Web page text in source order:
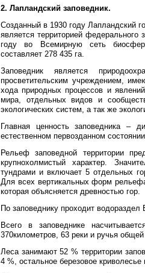
2. Лапландский заповедник.
Созданный в 1930 году Лапландский
является территорией
году во Всемирную сеть
составляет 278 435 га.
Заповедник является
просветительским учреждением,
хода природных процессов и
мира, отдельных видов и
экологических систем, а так же
Главная ценность заповедника –
естественном первозданном
Рельеф заповедной территории
крупнохолмистый характер.
тундрами и включает 5 отдельных
Для всех вертикальных форм
которая объясняется древностью гор.
По заповеднику проходит
Всего в заповеднике
370километров, 63 реки и ручья
Леса занимают 52 % территории
4 %, остальное березовое криволесье